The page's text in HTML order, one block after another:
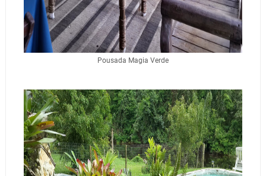
Pousada Magia Verde